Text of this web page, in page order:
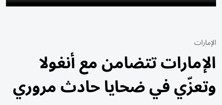
الإمارات
الإمارات تتضامن مع أنغولا
وتعزّي في ضحايا حادث مروري